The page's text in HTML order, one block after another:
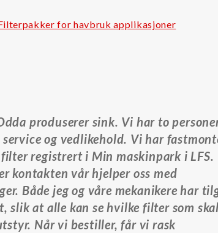
for havbruk applikasjoner
produserer sink. Vi har to
service og vedlikehold. Vi har
registrert i Min maskinpark i LFS.
kontakten vår hjelper oss med
Både jeg og våre mekanikere har
slik at alle kan se hvilke filter som
Når vi bestiller, får vi rask